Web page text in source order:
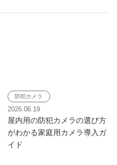
防犯カメラ
2026.06.19
屋内用の防犯カメラの選び方
がわかる家庭用カメラ導入ガ
イド